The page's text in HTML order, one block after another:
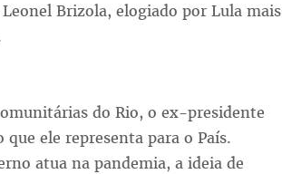
Brizola, elogiado por Lula mais
do Rio, o ex-presidente
ele representa para o País.
atua na pandemia, a ideia de